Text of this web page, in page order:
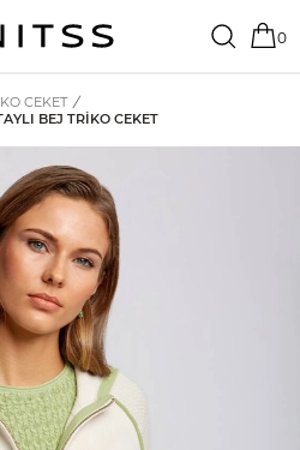
0
CEKET /
BEJ TRIKO CEKET